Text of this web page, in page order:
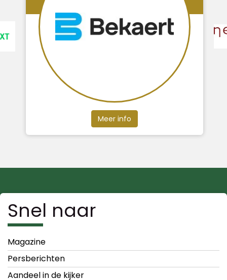
Meer info
Snel naar
Magazine
Persberichten
Aandeel in de kijker